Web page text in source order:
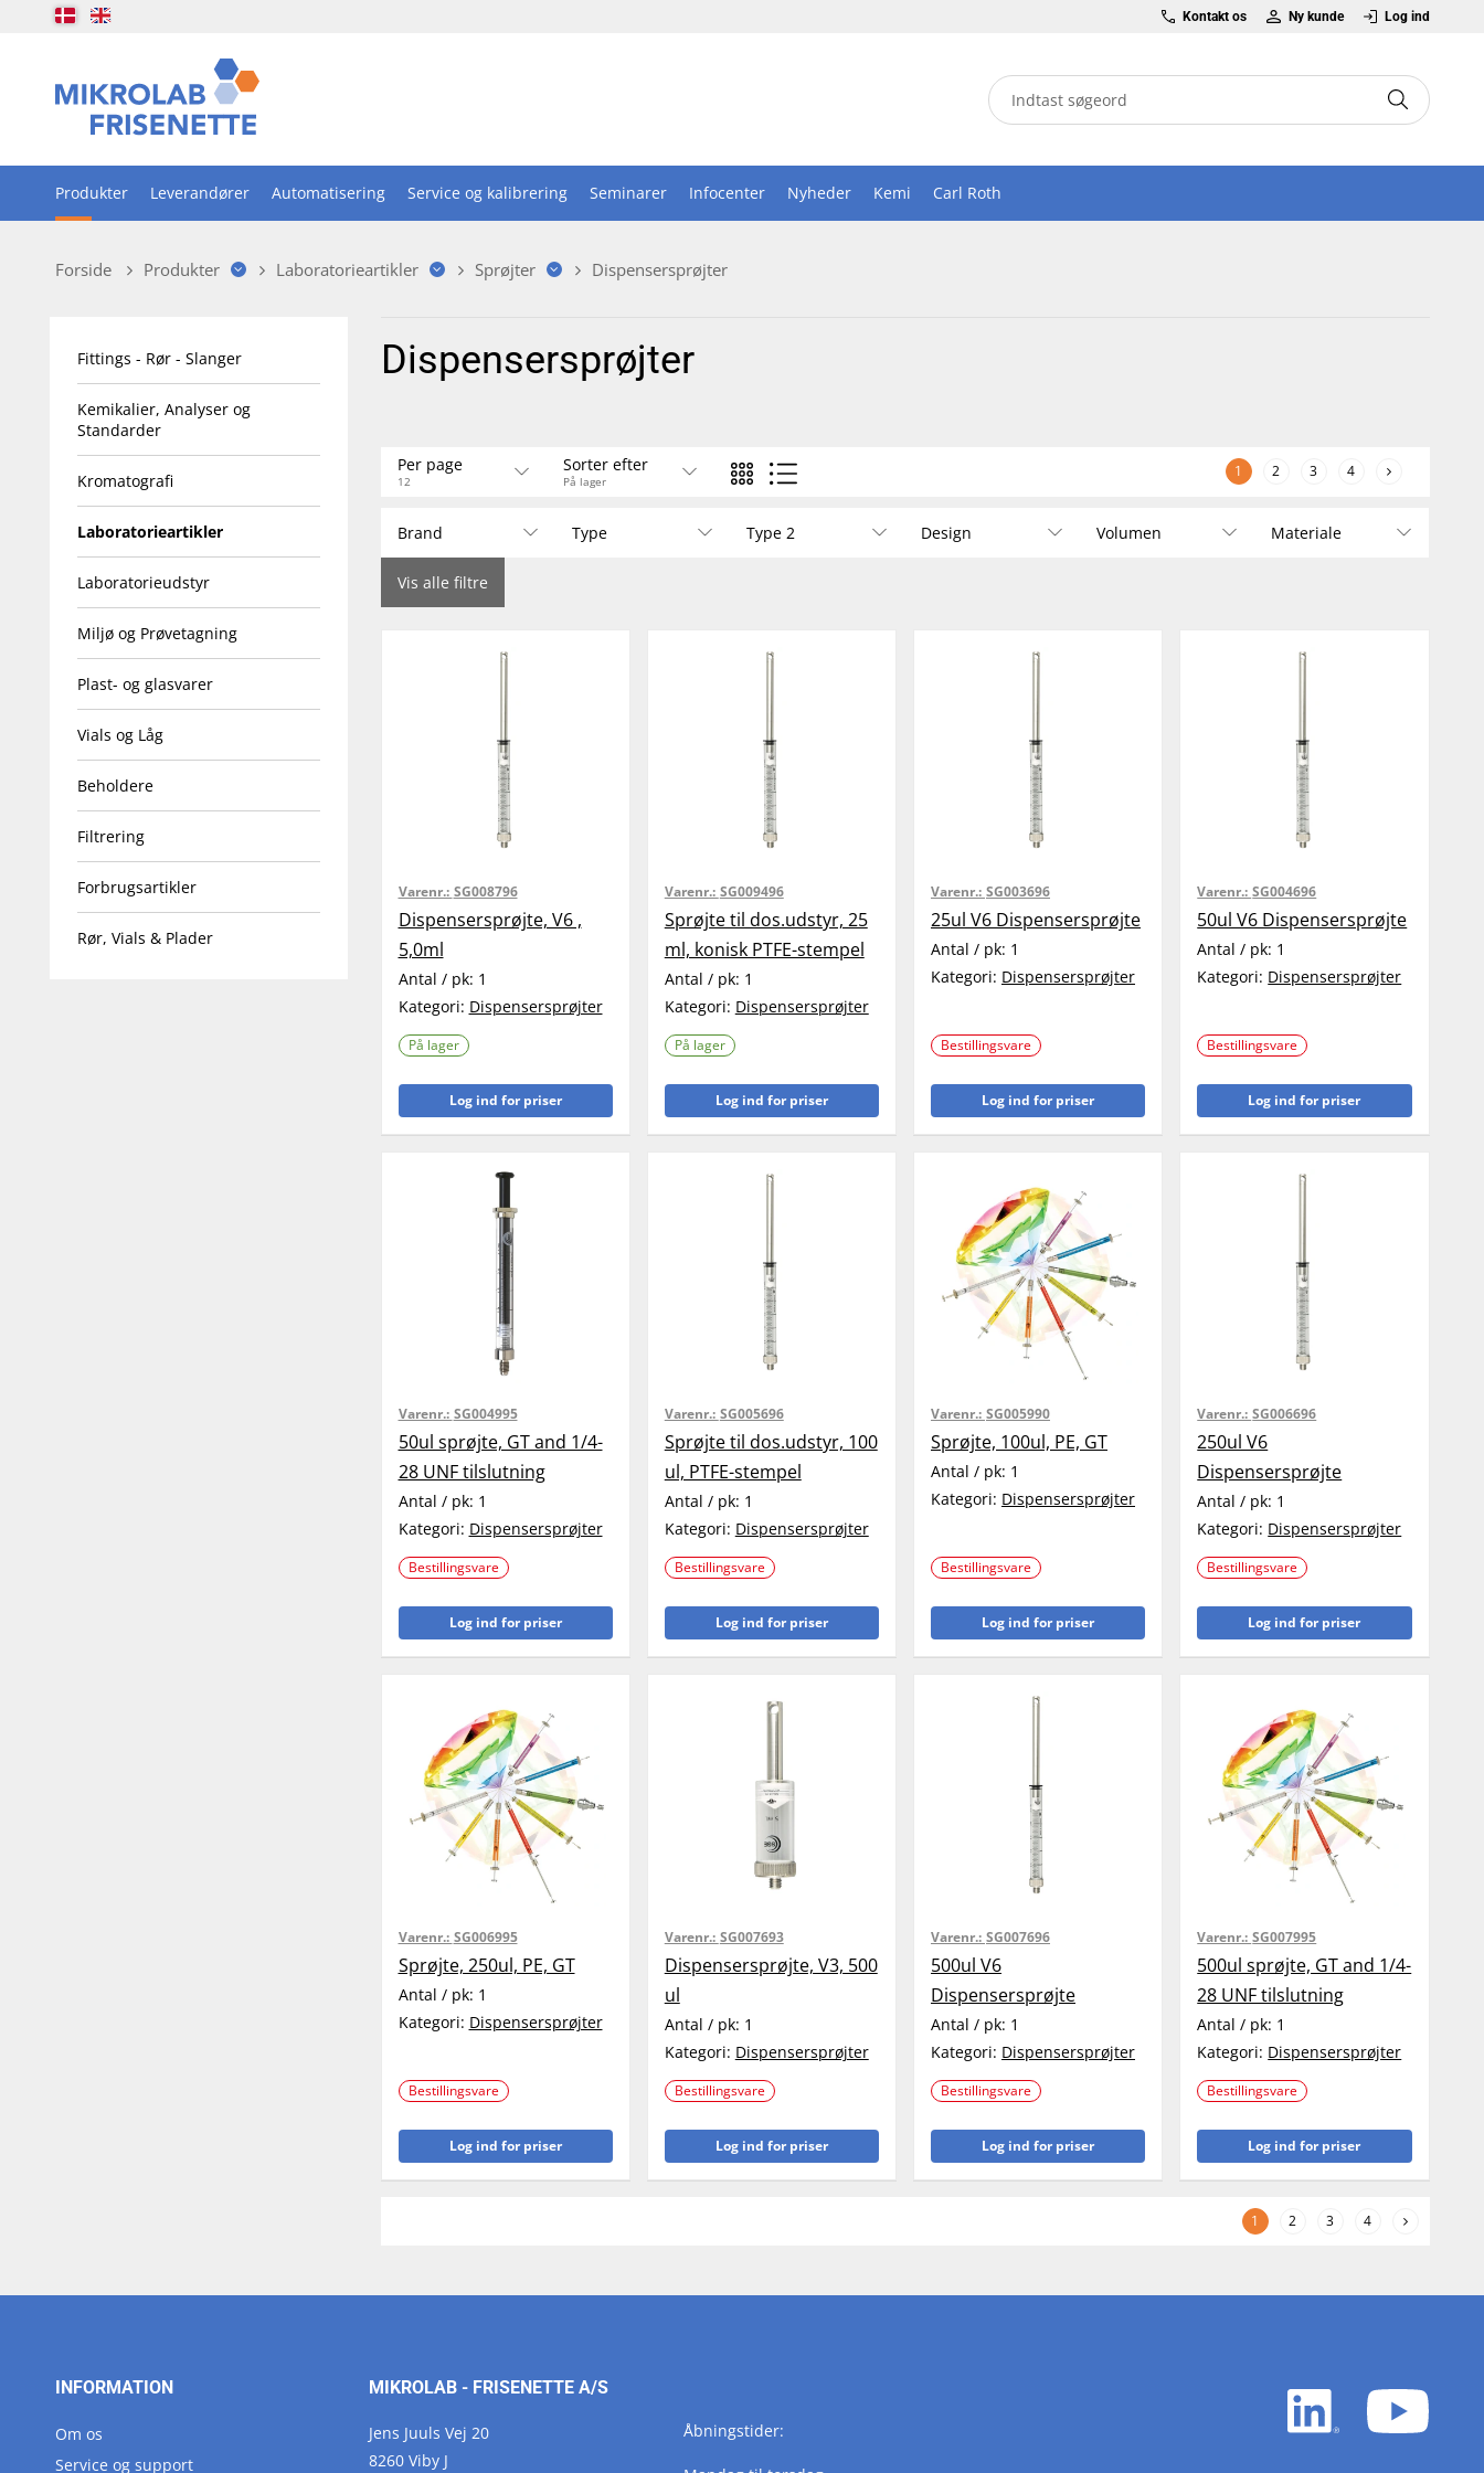
Kontakt os Ny kunde Log ind
Produkter Leverandører Automatisering Service og kalibrering Seminarer Infocenter Nyheder Kemi Carl Roth
Forside Produkter Laboratorieartikler Sprøjter Dispensersprøjter
Fittings - Rør - Slanger
Kemikalier, Analyser og
Standarder
Kromatografi
Laboratorieartikler
Laboratorieudstyr
Miljø og Prøvetagning
Plast- og glasvarer
Vials og Låg
Beholdere
Filtrering
Forbrugsartikler
Rør, Vials & Plader
Dispensersprøjter
Per page
12
Sorter efter
På lager
1 2 3 4
Brand Type Type 2 Design Volumen Materiale
Vis alle filtre
Varenr.: SG008796
Dispensersprøjte, V6 ,
5,0ml
Antal / pk: 1
Kategori: Dispensersprøjter
På lager
Log ind for priser
Varenr.: SG009496
Sprøjte til dos.udstyr, 25
ml, konisk PTFE-stempel
Antal / pk: 1
Kategori: Dispensersprøjter
På lager
Log ind for priser
Varenr.: SG003696
25ul V6 Dispensersprøjte
Antal / pk: 1
Kategori: Dispensersprøjter
Bestillingsvare
Log ind for priser
Varenr.: SG004696
50ul V6 Dispensersprøjte
Antal / pk: 1
Kategori: Dispensersprøjter
Bestillingsvare
Log ind for priser
Varenr.: SG004995
50ul sprøjte, GT and 1/4-
28 UNF tilslutning
Antal / pk: 1
Kategori: Dispensersprøjter
Bestillingsvare
Log ind for priser
Varenr.: SG005696
Sprøjte til dos.udstyr, 100
ul, PTFE-stempel
Antal / pk: 1
Kategori: Dispensersprøjter
Bestillingsvare
Log ind for priser
Varenr.: SG005990
Sprøjte, 100ul, PE, GT
Antal / pk: 1
Kategori: Dispensersprøjter
Bestillingsvare
Log ind for priser
Varenr.: SG006696
250ul V6
Dispensersprøjte
Antal / pk: 1
Kategori: Dispensersprøjter
Bestillingsvare
Log ind for priser
Varenr.: SG006995
Sprøjte, 250ul, PE, GT
Antal / pk: 1
Kategori: Dispensersprøjter
Bestillingsvare
Log ind for priser
Varenr.: SG007693
Dispensersprøjte, V3, 500
ul
Antal / pk: 1
Kategori: Dispensersprøjter
Bestillingsvare
Log ind for priser
Varenr.: SG007696
500ul V6
Dispensersprøjte
Antal / pk: 1
Kategori: Dispensersprøjter
Bestillingsvare
Log ind for priser
Varenr.: SG007995
500ul sprøjte, GT and 1/4-
28 UNF tilslutning
Antal / pk: 1
Kategori: Dispensersprøjter
Bestillingsvare
Log ind for priser
1 2 3 4
INFORMATION
Om os
Service og support
MIKROLAB - FRISENETTE A/S
Jens Juuls Vej 20
8260 Viby J
Åbningstider:
LinkedIn
white
white